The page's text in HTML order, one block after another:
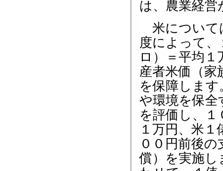
は、農業経
米について
度によって
ロ）＝平均
産者米価（家
を保障しま
や環境を保全
を評価し、
１万円、米
００円前後
償）を実施